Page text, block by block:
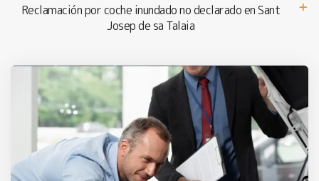
Reclamación por coche inundado no declarado en Sant
Josep de sa Talaia